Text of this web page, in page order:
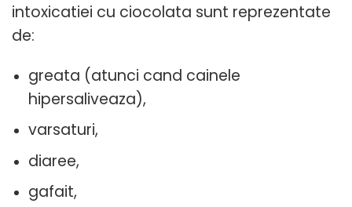
intoxicatiei cu ciocolata sunt reprezentate
de:
greata (atunci cand cainele
hipersaliveaza),
varsaturi,
diaree,
gafait,